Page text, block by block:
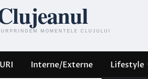
Interne/Externe Lifestyle